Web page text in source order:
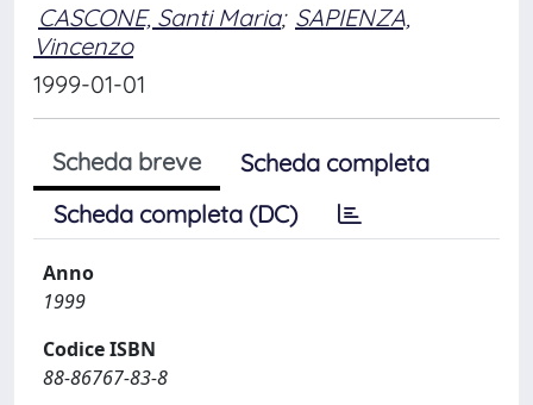
CASCONE, Santi Maria; SAPIENZA,
Vincenzo
1999-01-01
Scheda breve
Scheda completa
Scheda completa (DC)
Anno
1999
Codice ISBN
88-86767-83-8